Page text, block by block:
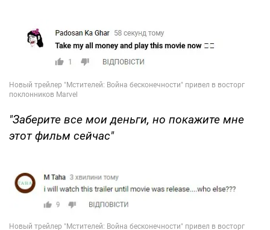
"Заберите все мои деньги, но покажите мне
этот фильм сейчас"